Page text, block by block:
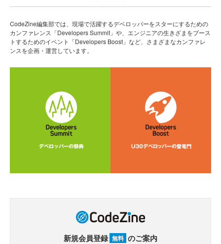
CodeZine編集部では、現場で活躍するデベロッパーをスターにするための
カンファレンス「Developers Summit」や、エンジニアの生きざまをブース
トするためのイベント「Developers Boost」など、さまざまなカンファレ
ンスを企画・運営しています。
新規会員登録 無料 のご案内